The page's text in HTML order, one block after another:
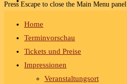
Press Escape to close the Main Menu panel
Home
Terminvorschau
Tickets und Preise
Impressionen
Veranstaltungsort